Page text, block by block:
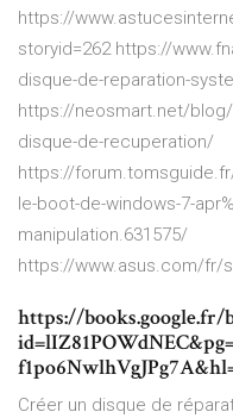
https://
storyid=262 https://
disque-de-reparation-
https://neosmart.net/
disque-de-recuperation/
https://
le-boot-de-windows-7-
manipulation.631575/
https://www.asus.com/fr/
https://books.google.fr/
Créer un disque de